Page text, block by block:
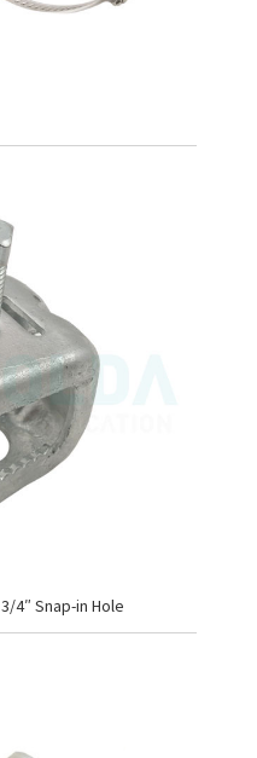
4″ Snap-in Hole